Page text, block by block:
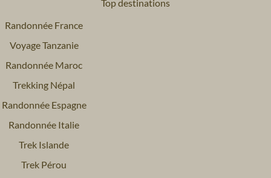
Top destinations
Randonnée France
Voyage Tanzanie
Randonnée Maroc
Trekking Népal
Randonnée Espagne
Randonnée Italie
Trek Islande
Trek Pérou